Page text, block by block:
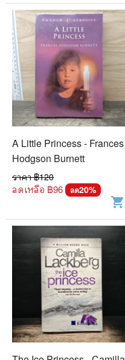
A Little Princess - Frances
Hodgson Burnett
ราคา ฿120
ลดเหลือ ฿96 ลด20%
shopping_cart